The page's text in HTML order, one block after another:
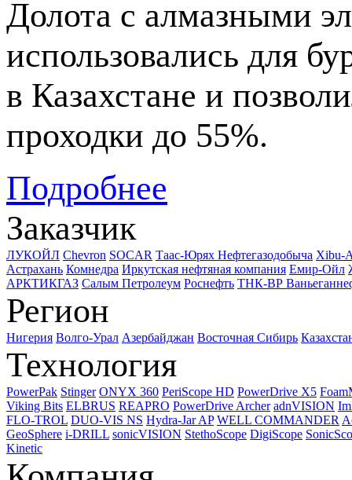
Долота с алмазными
использовались для
в Казахстане и
проходки до 55%.
Подробнее
Заказчик
ЛУКОЙЛ Chevron SOCAR Таас-Юрях Нефтегазодобыча Xibu-
Астрахань Комнедра Иркутская нефтяная компания Емир-Ойл
АРКТИКГАЗ Салым Петролеум Роснефть ТНК-ВР
Регион
Нигерия Волго-Урал Азербайджан Восточная Сибирь
Технология
PowerPak Stinger ONYX 360 PeriScope HD PowerDrive X5
Viking Bits ELBRUS REAPRO PowerDrive Archer adnVISION
FLO-TROL DUO-VIS NS Hydra-Jar AP WELL COMMANDER
GeoSphere i-DRILL sonicVISION StethoScope DigiScope
Kinetic